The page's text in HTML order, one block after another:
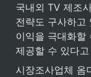
국내외 TV 제조
전략도 구사하고
이익을 극대화할
제공할 수 있다
시장조사업체 옴